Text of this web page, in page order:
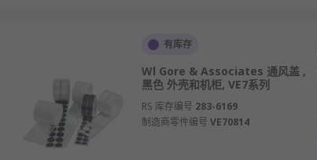
有库存
Wl Gore & Associates 通风盖 ,
黑色 外壳和机柜, VE7系列
RS 库存编号 283-6169
制造商零件编号 VE70814